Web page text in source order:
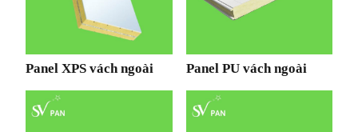
Panel XPS vách ngoài Panel PU vách ngoài